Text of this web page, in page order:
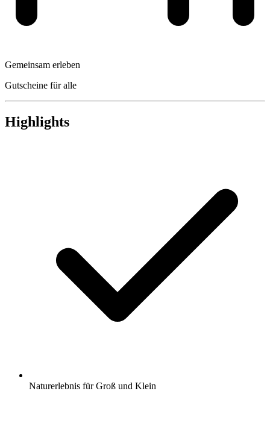
Gemeinsam erleben
Gutscheine für alle
Highlights
Naturerlebnis für Groß und Klein